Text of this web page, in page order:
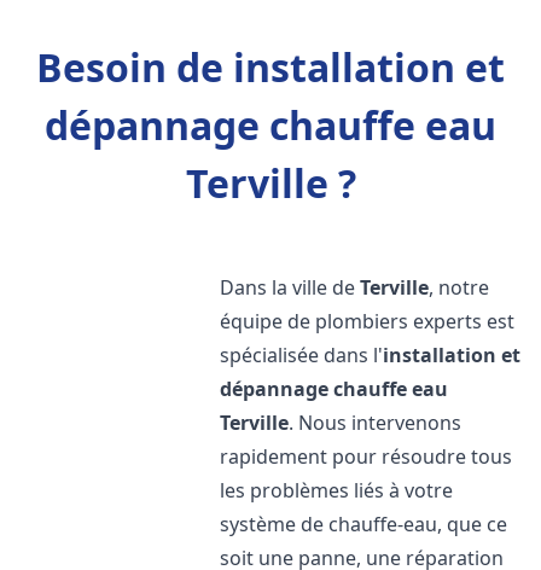
Besoin de installation et
dépannage chauffe eau
Terville ?
Dans la ville deTerville, notre
équipe de plombiers experts est
spécialisée dans l'installation et
dépannage chauffe eau
Terville. Nous intervenons
rapidement pour résoudre tous
les problèmes liés à votre
système de chauffe-eau, que ce
soit une panne, une réparation